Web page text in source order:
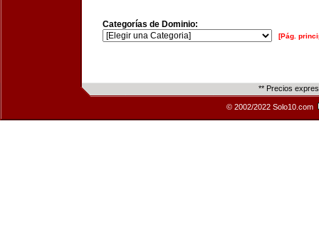
Categorías de Dominio:
[Pág.
** Precios
© 2002/2022 Solo10.com